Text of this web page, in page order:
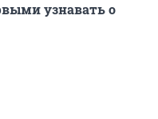
узнавать о